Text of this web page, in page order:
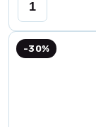
-30%